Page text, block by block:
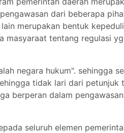
dari beberapa
merupakan bentuk
masyaraat tentang regulasi
negara hukum". sehingga
tidak lari dari petunjuk
berperan dalam pengawasan
seluruh elemen